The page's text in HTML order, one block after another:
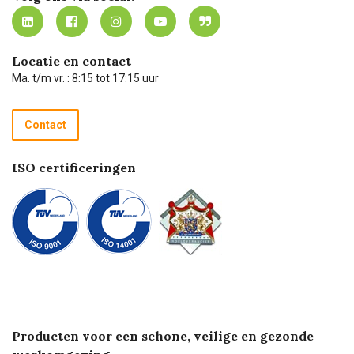
MVO
Mijn Carel Lurvink instructievideo's
Carel Lurvink App
Hulp op afstand
Technische dienst
Recycle programma
Betalen
Tevreden klanten
Carel Lurvink Blog
Carel de podcast
Locatie en contact
Ma. t/m vr. : 8:15 tot 17:15 uur
Contact
ISO certificeringen
Producten voor een schone, veilige en gezonde